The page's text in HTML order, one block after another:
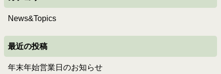
News&Topics
最近の投稿
年末年始営業日のお知らせ